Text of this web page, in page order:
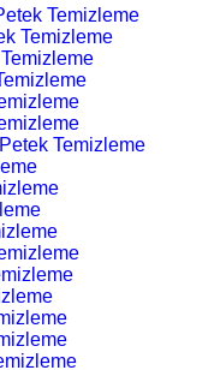
Temizleme
Temizleme
Temizleme